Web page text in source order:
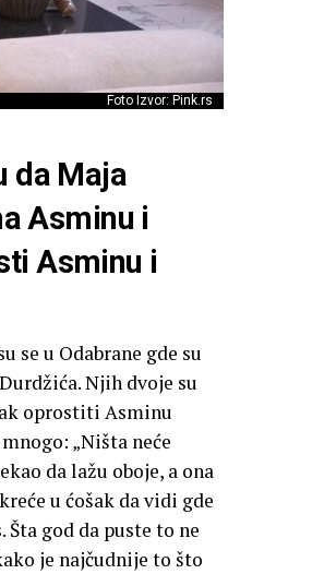
Foto Izvor: Pink.rs
da Maja
Asminu i
Asminu i
u Odabrane gde su
Njih dvoje su
oprostiti Asminu
„Ništa neće
da lažu oboje, a ona
u ćošak da vidi gde
god da puste to ne
je najčudnije to što